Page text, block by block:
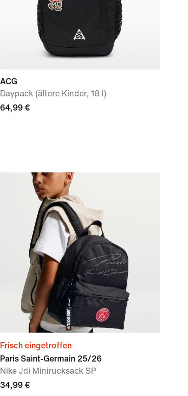
ACG
Daypack (ältere Kinder, 18 l)
64,99 €
Frisch eingetroffen
Paris Saint-Germain 25/26
Nike Jdi Minirucksack SP
34,99 €